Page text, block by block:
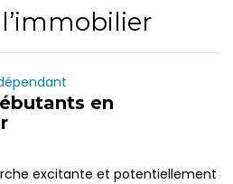
en
excitante et potentiellement